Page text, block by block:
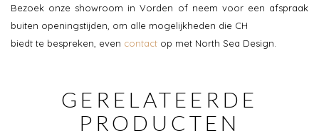
Bezoek onze showroom in Vorden of neem voor een afspraak
buiten openingstijden, om alle mogelijkheden die CH
biedt te bespreken, even contact op met North Sea Design.
GERELATEERDE
PRODUCTEN